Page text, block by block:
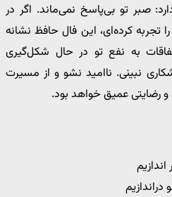
صبر تو بی‌پاسخ نمی‌ماند. اگر در
تجربه کرده‌ای، این فال حافظ نشانه
به نفع تو در حال شکل‌گیری
نبینی. ناامید نشو و از مسیرت
رضایتی عمیق خواهد بود.